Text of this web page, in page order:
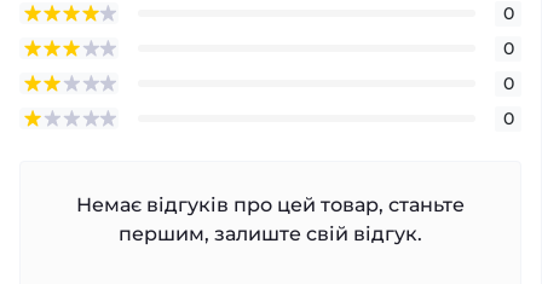
0
0
0
0
Немає відгуків про цей товар, станьте
першим, залиште свій відгук.